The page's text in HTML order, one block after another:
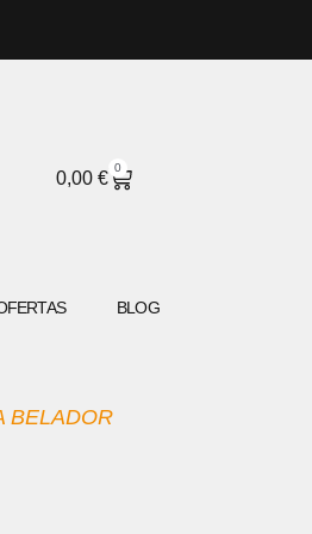
0,00 €
0
CARRITO
BLOG
BELADOR